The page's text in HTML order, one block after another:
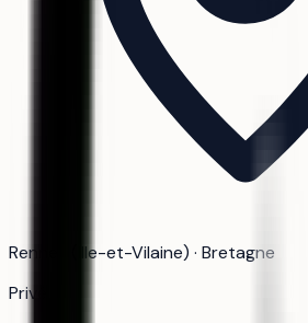
Rennes (Ille-et-Vilaine) · Bretagne
Privé